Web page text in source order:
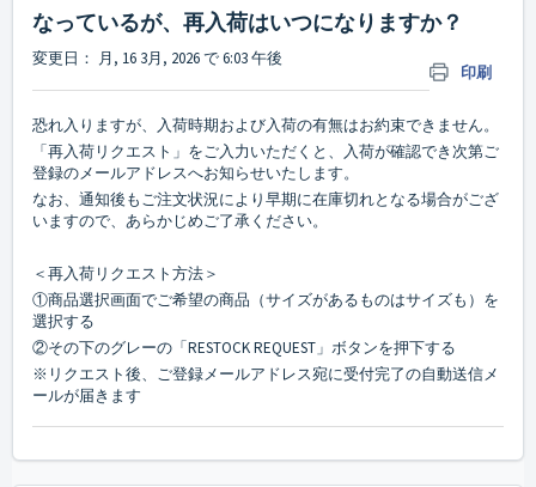
なっているが、再入荷はいつになりますか？
印刷
変更日： 月, 16 3月, 2026 で 6:03 午後
恐れ入りますが、入荷時期および入荷の有無はお約束できません。
「再入荷リクエスト」をご入力いただくと、入荷が確認でき次第ご
登録のメールアドレスへお知らせいたします。
なお、通知後もご注文状況により早期に在庫切れとなる場合がござ
いますので、あらかじめご了承ください。
＜再入荷リクエスト方法＞
①商品選択画面でご希望の商品（サイズがあるものはサイズも）を
選択する
②その下のグレーの「RESTOCK REQUEST」ボタンを押下する
※リクエスト後、ご登録メールアドレス宛に受付完了の自動送信メ
ールが届きます